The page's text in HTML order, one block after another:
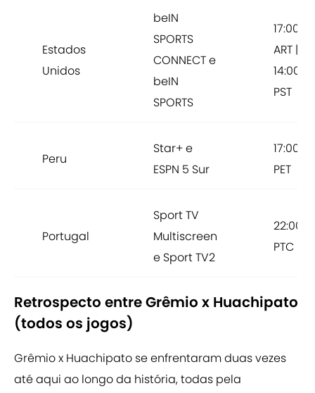
Estados
Unidos
beIN
SPORTS
CONNECT e
beIN
SPORTS
17:00
ART |
14:00
PST
Peru
Star+ e
ESPN 5 Sur
17:00
PET
Portugal
Sport TV
Multiscreen
e Sport TV2
22:00
PTC
Retrospecto entre Grêmio x Huachipato
(todos os jogos)
Grêmio x Huachipato se enfrentaram duas vezes
até aqui ao longo da história, todas pela